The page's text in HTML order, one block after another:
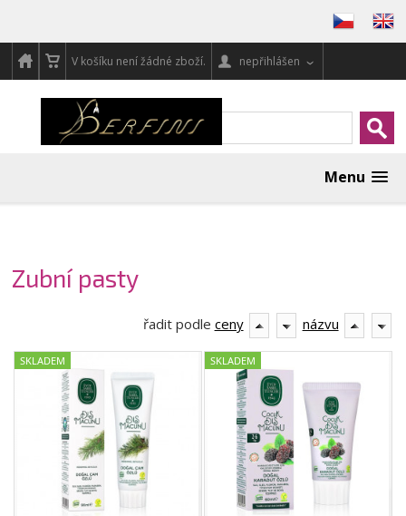
V košíku není žádné zboží. nepřihlášen
Menu
Zubní pasty
řadit podle ceny názvu
SKLADEM SKLADEM